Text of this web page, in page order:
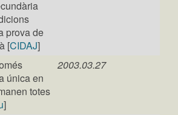
prova de
[CIDAJ]
única en
totes
]
2003.03.27